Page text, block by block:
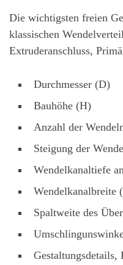
Die wichtigsten freien
klassischen
Extruderanschluss,
Durchmesser (D)
Bauhöhe (H)
Anzahl der
Steigung der
Wendelkanaltiefe
Wendelkanalbreite
Spaltweite des
Gestaltungsdetails,